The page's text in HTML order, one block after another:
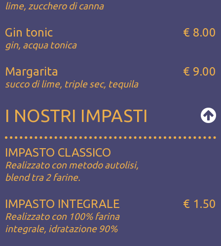
lime, zucchero di canna
Gin tonic
gin, acqua tonica
€ 8.00
Margarita
succo di lime, triple sec, tequila
€ 9.00
I NOSTRI IMPASTI
IMPASTO CLASSICO
Realizzato con metodo autolisi,
blend tra 2 farine.
IMPASTO INTEGRALE
Realizzato con 100% farina
integrale, idratazione 90%
€ 1.50